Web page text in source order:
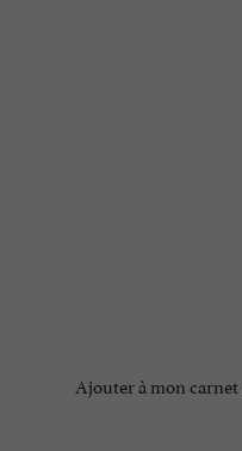
Ajouter à mon carnet